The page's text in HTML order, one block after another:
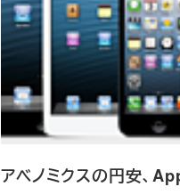
アベノミクスの円安、